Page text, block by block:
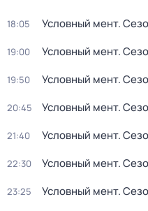
18:05 Условный мент.
19:00 Условный мент.
19:50 Условный мент.
20:45 Условный мент.
21:40 Условный мент.
22:30 Условный мент.
23:25 Условный мент.